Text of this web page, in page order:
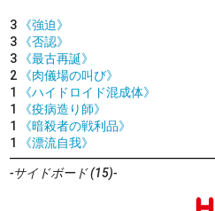
3
《強迫》
3
《否認》
3
《最古再誕》
2
《肉儀場の叫び》
1
《ハイドロイド混成体》
1
《疫病造り師》
1
《暗殺者の戦利品》
1
《漂流自我》
-サイドボード (15)-